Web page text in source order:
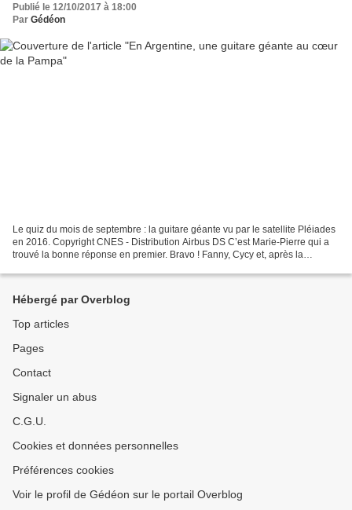
Publié le 12/10/2017 à 18:00
Par Gédéon
Le quiz du mois de septembre : la guitare géante vu par le satellite Pléiades
en 2016. Copyright CNES - Distribution Airbus DS C’est Marie-Pierre qui a
trouvé la bonne réponse en premier. Bravo ! Fanny, Cycy et, après la
Hébergé par Overblog
Top articles
Pages
Contact
Signaler un abus
C.G.U.
Cookies et données personnelles
Préférences cookies
Voir le profil de Gédéon sur le portail Overblog